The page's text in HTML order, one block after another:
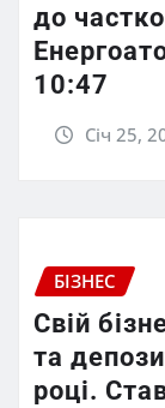
до
10:47
Січ 25,
БІЗНЕС
Свій
та
році.